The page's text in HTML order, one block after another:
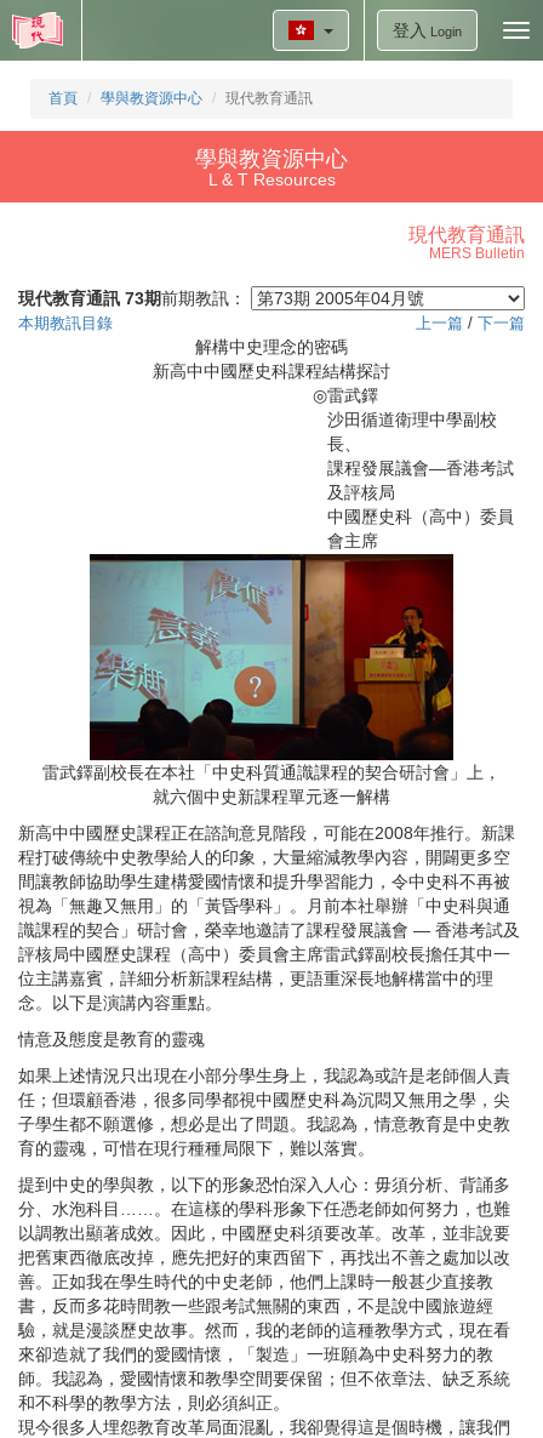
登入 Login
首頁 學與教資源中心 現代教育通訊
學與教資源中心
L & T Resources
現代教育通訊
MERS Bulletin
現代教育通訊 73期前期教訊：
本期教訊目錄 上一篇 / 下一篇
解構中史理念的密碼
新高中中國歷史科課程結構探討
◎雷武鐸
沙田循道衛理中學副校
長、
課程發展議會—香港考試
及評核局
中國歷史科（高中）委員
會主席
雷武鐸副校長在本社「中史科質通識課程的契合研討會」上，
就六個中史新課程單元逐一解構
新高中中國歷史課程正在諮詢意見階段，可能在2008年推行。新課
程打破傳統中史教學給人的印象，大量縮減教學內容，開闢更多空
間讓教師協助學生建構愛國情懷和提升學習能力，令中史科不再被
視為「無趣又無用」的「黃昏學科」。月前本社舉辦「中史科與通
識課程的契合」研討會，榮幸地邀請了課程發展議會 — 香港考試及
評核局中國歷史課程（高中）委員會主席雷武鐸副校長擔任其中一
位主講嘉賓，詳細分析新課程結構，更語重深長地解構當中的理
念。以下是演講內容重點。
情意及態度是教育的靈魂
如果上述情況只出現在小部分學生身上，我認為或許是老師個人責
任；但環顧香港，很多同學都視中國歷史科為沉悶又無用之學，尖
子學生都不願選修，想必是出了問題。我認為，情意教育是中史教
育的靈魂，可惜在現行種種局限下，難以落實。
提到中史的學與教，以下的形象恐怕深入人心：毋須分析、背誦多
分、水泡科目……。在這樣的學科形象下任憑老師如何努力，也難
以調教出顯著成效。因此，中國歷史科須要改革。改革，並非說要
把舊東西徹底改掉，應先把好的東西留下，再找出不善之處加以改
善。正如我在學生時代的中史老師，他們上課時一般甚少直接教
書，反而多花時間教一些跟考試無關的東西，不是說中國旅遊經
驗，就是漫談歷史故事。然而，我的老師的這種教學方式，現在看
來卻造就了我們的愛國情懷，「製造」一班願為中史科努力的教
師。我認為，愛國情懷和教學空間要保留；但不依章法、缺乏系統
和不科學的教學方法，則必須糾正。
現今很多人埋怨教育改革局面混亂，我卻覺得這是個時機，讓我們